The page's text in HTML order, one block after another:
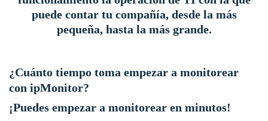
puede contar tu compañía, desde la más
pequeña, hasta la más grande.
¿Cuánto tiempo toma empezar a monitorear
con ipMonitor?
¡Puedes empezar a monitorear en minutos!